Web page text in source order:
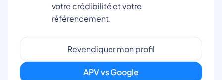
votre crédibilité et votre
référencement.
Revendiquer mon profil
APV vs Google